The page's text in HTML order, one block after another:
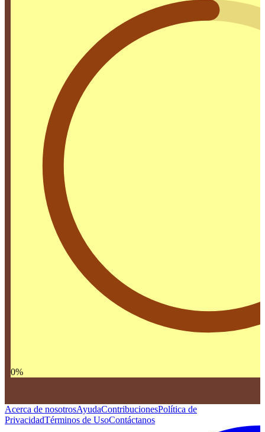
0%
Acerca de nosotrosAyudaContribucionesPolítica de
PrivacidadTérminos de UsoContáctanos